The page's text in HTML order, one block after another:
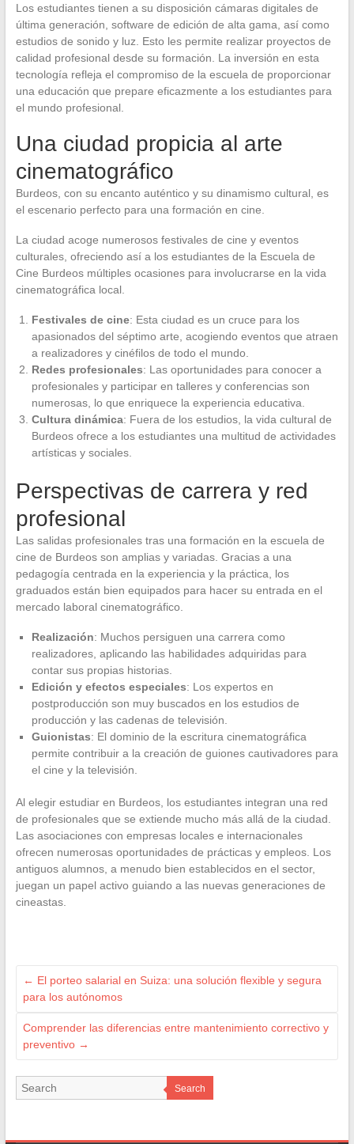
Los estudiantes tienen a su disposición cámaras digitales de
última generación, software de edición de alta gama, así como
estudios de sonido y luz. Esto les permite realizar proyectos de
calidad profesional desde su formación. La inversión en esta
tecnología refleja el compromiso de la escuela de proporcionar
una educación que prepare eficazmente a los estudiantes para
el mundo profesional.
Una ciudad propicia al arte
cinematográfico
Burdeos, con su encanto auténtico y su dinamismo cultural, es
el escenario perfecto para una formación en cine.
La ciudad acoge numerosos festivales de cine y eventos
culturales, ofreciendo así a los estudiantes de la Escuela de
Cine Burdeos múltiples ocasiones para involucrarse en la vida
cinematográfica local.
Festivales de cine: Esta ciudad es un cruce para los
apasionados del séptimo arte, acogiendo eventos que atraen
a realizadores y cinéfilos de todo el mundo.
Redes profesionales: Las oportunidades para conocer a
profesionales y participar en talleres y conferencias son
numerosas, lo que enriquece la experiencia educativa.
Cultura dinámica: Fuera de los estudios, la vida cultural de
Burdeos ofrece a los estudiantes una multitud de actividades
artísticas y sociales.
Perspectivas de carrera y red
profesional
Las salidas profesionales tras una formación en la escuela de
cine de Burdeos son amplias y variadas. Gracias a una
pedagogía centrada en la experiencia y la práctica, los
graduados están bien equipados para hacer su entrada en el
mercado laboral cinematográfico.
Realización: Muchos persiguen una carrera como
realizadores, aplicando las habilidades adquiridas para
contar sus propias historias.
Edición y efectos especiales: Los expertos en
postproducción son muy buscados en los estudios de
producción y las cadenas de televisión.
Guionistas: El dominio de la escritura cinematográfica
permite contribuir a la creación de guiones cautivadores para
el cine y la televisión.
Al elegir estudiar en Burdeos, los estudiantes integran una red
de profesionales que se extiende mucho más allá de la ciudad.
Las asociaciones con empresas locales e internacionales
ofrecen numerosas oportunidades de prácticas y empleos. Los
antiguos alumnos, a menudo bien establecidos en el sector,
juegan un papel activo guiando a las nuevas generaciones de
cineastas.
← El porteo salarial en Suiza: una solución flexible y segura
para los autónomos
Comprender las diferencias entre mantenimiento correctivo y
preventivo →
Search